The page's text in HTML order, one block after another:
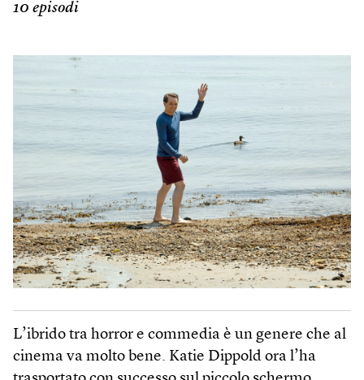
10 episodi
L’ibrido tra horror e commedia è un genere che al
cinema va molto bene. Katie Dippold ora l’ha